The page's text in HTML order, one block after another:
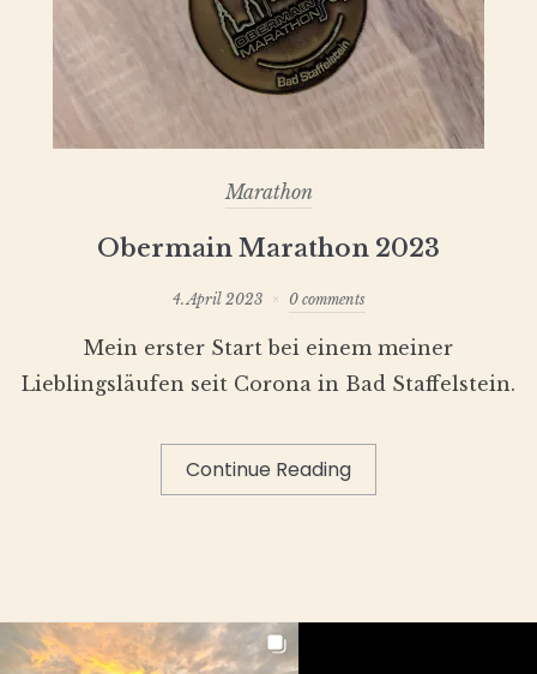
Marathon
Obermain Marathon 2023
4. April 2023 0 comments
Mein erster Start bei einem meiner
Lieblingsläufen seit Corona in Bad Staffelstein.
Continue Reading